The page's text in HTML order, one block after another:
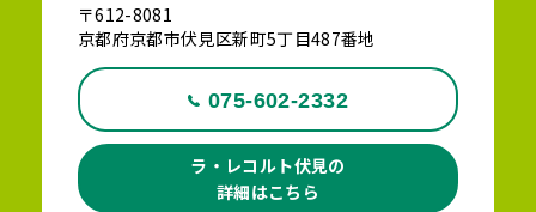
〒612-8081
京都府京都市伏見区新町5丁目487番地
075-602-2332
ラ・レコルト伏見の
詳細はこちら